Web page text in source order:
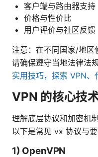
客户端与路由器支持
价格与性价比
用户评价与社区反馈
注意：在不同国家/地区
请确保遵守当地法律法
实用技巧，探索 VPN
VPN 的核心技
理解底层协议和加密机
以下是常见 vx 协议与要
1) OpenVPN